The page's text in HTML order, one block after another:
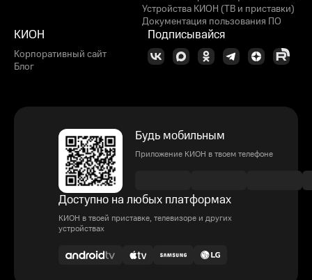
Устройства КИОН (ТВ и приставки)
Документация пользования ПО
КИОН
Корпоративный сайт
Блог
Подписывайся
Будь мобильным
Приложение КИОН в твоем телефоне
Доступно на любых платформах
КИОН в твоей приставке, телевизоре и других
устройствах